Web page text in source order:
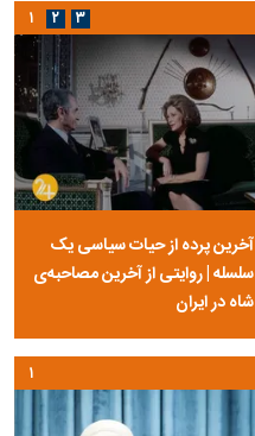
آخرین پرده از حیات سیاسی یک
سلسله | روایتی از آخرین مصاحبه‌ی
شاه در ایران
۱ ۲ ۳
۱